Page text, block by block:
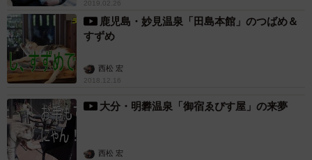
「妙見温泉ねむ」の外観（提供）
「この子は入り猫だよ。きっと福を呼んでくれるは
い」ということを意味する。女性は続けた。「商売をやっ
ている所に猫が入ってくることなんてめったにない。だか
らみんな代わりに招き猫の置物を置くのよ。本物の猫がこ
2019.02.26
鹿児島・妙見温泉「田島本館」のつばめ＆
すずめ
西松 宏
2018.12.16
大分・明礬温泉「御宿ゑびす屋」の来夢
西松 宏